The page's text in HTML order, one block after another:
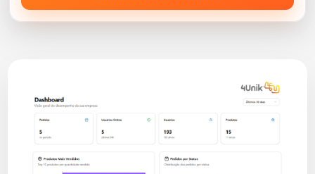
Na 4Unik, você compra, armazena e distribui tudo
de forma unificada sem burocracia!